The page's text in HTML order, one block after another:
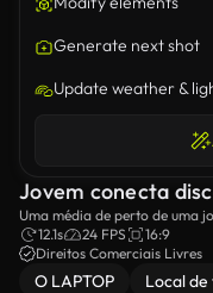
Generate next shot
Update weather &
Jovem conecta
Uma média de perto de uma
12.1s
24 FPS
16:9
Direitos Comerciais Livres
O LAPTOP Local